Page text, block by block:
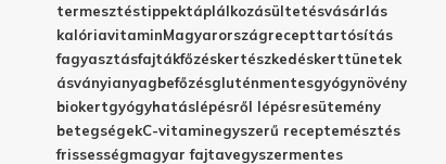
termesztéstippektáplálkozásültetésvásárlás
kalóriavitaminMagyarországrecepttartósítás
fagyasztásfajtákfőzéskertészkedéskerttünetek
ásványianyagbefőzésgluténmentesgyógynövény
biokertgyógyhatáslépésről lépésresütemény
betegségekC-vitaminegyszerű receptemésztés
frissességmagyar fajtavegyszermentes